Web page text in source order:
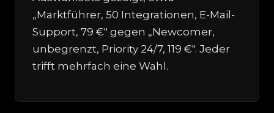
„Marktführer, 50 Integrationen, E-Mail-
Support, 79 €" gegen „Newcomer,
unbegrenzt, Priority 24/7, 119 €". Jeder
trifft mehrfach eine Wahl.